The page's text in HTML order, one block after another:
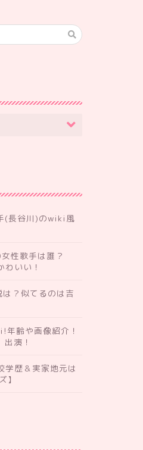
(長谷川)のwiki風
性歌手は誰？
いい！
？似てるのは吉
齢や画像紹介！
演！
歴＆実家地元は
】